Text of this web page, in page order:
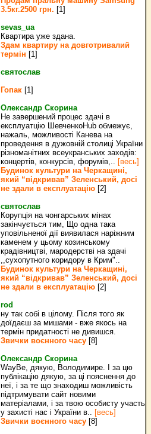
3.5кг.2500 грн. [1]
sevas_ua
Квартира уже здана.
Здам квартиру на довготривалий
термін [1]
святослав
Гопак [1]
Олександр Скорина
Не завершений процес здачі в
експлуатцію ШевченкоHub обмежує,
нажаль, можливості Канева на
проведення в дужовній столиці України
різноманітних всеукранських заходів:
концертів, конкурсів, форумів,.. [весь]
Будинок культури на Черкащині,
який “відкривав” Зеленський, досі
не здали в експлуатацію [2]
святослав
Корупція на чонгарських мінах
закінчується тим, Що одна така
уповільненої дії виявилася наріжним
каменем у цьому козинському
крадівництві, мародерстві на здачі
,,сухопутного коридору в Крим"..
Будинок культури на Черкащині,
який “відкривав” Зеленський, досі
не здали в експлуатацію [2]
rod
ну так собі в цілому. Після того як
доїдаєш за мишами - вже якось на
термін придатності не дивишся.
Звички воєнного часу [8]
Олександр Скорина
WayBe, дякую, Володимире. І за цю
публікацію дякую, за ці пояснення до
неї, і за те що знаходиш можливість
підтримувати сайт новими
матеріалами, і за твою особисту участь
у захисті нас і України в.. [весь]
Звички воєнного часу [8]